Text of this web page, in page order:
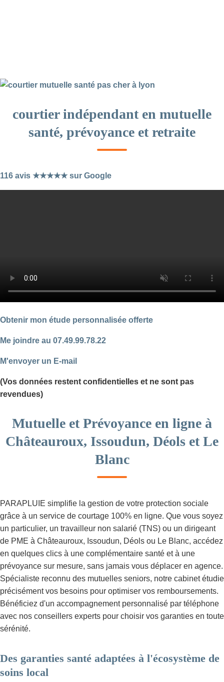
courtier indépendant en mutuelle
santé, prévoyance et retraite
116 avis ★★★★★ sur Google
Obtenir mon étude personnalisée offerte
Me joindre au 07.49.99.78.22
M'envoyer un E-mail
(Vos données restent confidentielles et ne sont pas
revendues)
Mutuelle et Prévoyance en ligne à
Châteauroux, Issoudun, Déols et Le
Blanc
PARAPLUIE simplifie la gestion de votre protection sociale
grâce à un service de courtage 100% en ligne. Que vous soyez
un particulier, un travailleur non salarié (TNS) ou un dirigeant
de PME à Châteauroux, Issoudun, Déols ou Le Blanc, accédez
en quelques clics à une complémentaire santé et à une
prévoyance sur mesure, sans jamais vous déplacer en agence.
Spécialiste reconnu des mutuelles seniors, notre cabinet étudie
précisément vos besoins pour optimiser vos remboursements.
Bénéficiez d'un accompagnement personnalisé par téléphone
avec nos conseillers experts pour choisir vos garanties en toute
sérénité.
Des garanties santé adaptées à l'écosystème de
soins local